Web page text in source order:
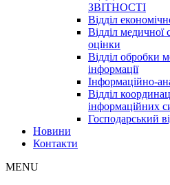
ЗВІТНОСТІ
Відділ
Відділ медичної
оцінки
Відділ обробки
інформації
Інформаційно-
Відділ
інформаційних
Господарський
Новини
Контакти
MENU